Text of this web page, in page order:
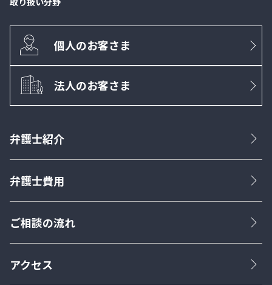
個人のお客さま
法人のお客さま
弁護士紹介
弁護士費用
ご相談の流れ
アクセス